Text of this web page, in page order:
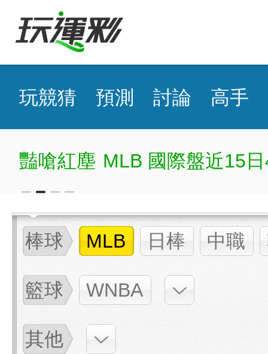
玩競猜 預測 討論 高手
豔嗆紅塵 MLB 國際盤近15
棒球 MLB 日棒 中職
籃球 WNBA
其他